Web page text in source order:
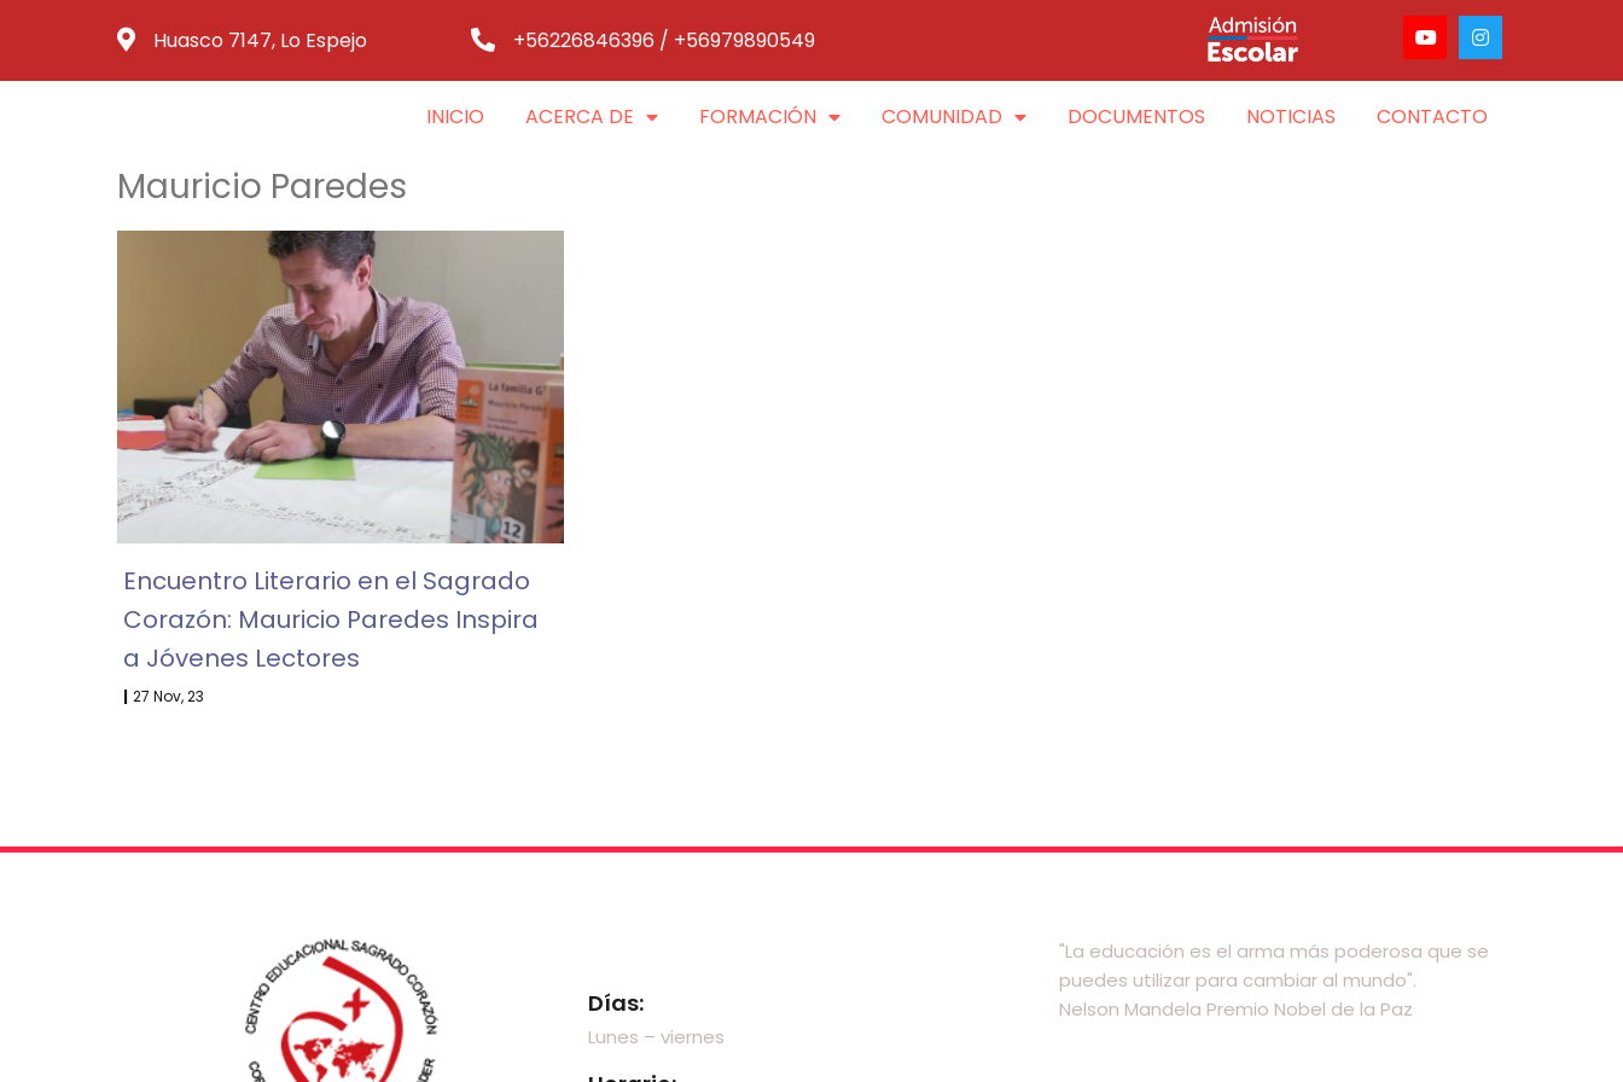
Huasco 7147, Lo Espejo +56226846396 / +56979890549
INICIO ACERCA DE FORMACIÓN COMUNIDAD DOCUMENTOS NOTICIAS CONTACTO
Mauricio Paredes
Encuentro Literario en el Sagrado
Corazón: Mauricio Paredes Inspira
a Jóvenes Lectores
| 27 Nov, 23
Días:
Lunes – viernes
"La educación es el arma más poderosa que se
puedes utilizar para cambiar al mundo".
Nelson Mandela Premio Nobel de la Paz